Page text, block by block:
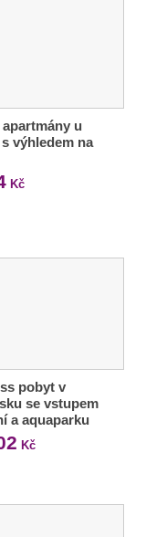
u
výhledem na
Kč
pobyt v
se vstupem
a aquaparku
Kč